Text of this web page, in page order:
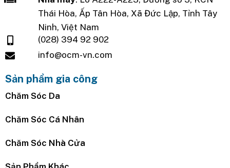
Thái Hòa, Ấp Tân Hòa, Xã Đức Lập, Tỉnh Tây
Ninh, Việt Nam
(028) 394 92 902
info@ocm-vn.com
Sản phẩm gia công
Chăm Sóc Da
Chăm Sóc Cá Nhân
Chăm Sóc Nhà Cửa